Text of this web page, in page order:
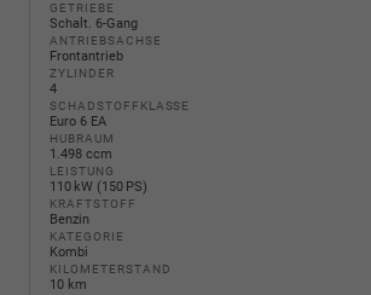
GETRIEBE
Schalt. 6-Gang
ANTRIEBSACHSE
Frontantrieb
ZYLINDER
4
SCHADSTOFFKLASSE
Euro 6 EA
HUBRAUM
1.498 ccm
LEISTUNG
110 kW (150 PS)
KRAFTSTOFF
Benzin
KATEGORIE
Kombi
KILOMETERSTAND
10 km